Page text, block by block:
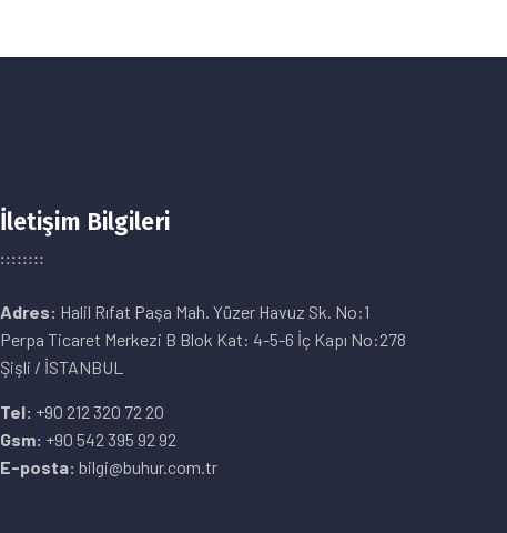
İletişim Bilgileri
Adres: Halil Rıfat Paşa Mah. Yüzer Havuz Sk. No:1
Perpa Ticaret Merkezi B Blok Kat: 4-5-6 İç Kapı No:278
Şişli / İSTANBUL
Tel: +90 212 320 72 20
Gsm: +90 542 395 92 92
E-posta: bilgi@buhur.com.tr